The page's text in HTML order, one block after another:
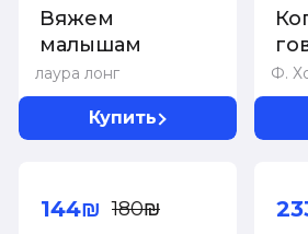
лаура лонг
Вяжем
малышам
Купить
Ф.
и
144₪ 180₪